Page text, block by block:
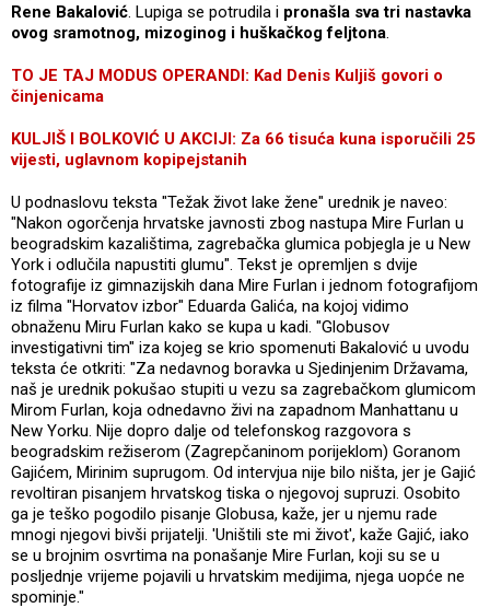
Rene Bakalović. Lupiga se potrudila i pronašla sva tri nastavka
ovog sramotnog, mizoginog i huškačkog feljtona.
TO JE TAJ MODUS OPERANDI: Kad Denis Kuljiš govori o
činjenicama
KULJIŠ I BOLKOVIĆ U AKCIJI: Za 66 tisuća kuna isporučili 25
vijesti, uglavnom kopipejstanih
U podnaslovu teksta "Težak život lake žene" urednik je naveo:
"Nakon ogorčenja hrvatske javnosti zbog nastupa Mire Furlan u
beogradskim kazalištima, zagrebačka glumica pobjegla je u New
York i odlučila napustiti glumu". Tekst je opremljen s dvije
fotografije iz gimnazijskih dana Mire Furlan i jednom fotografijom
iz filma "Horvatov izbor" Eduarda Galića, na kojoj vidimo
obnaženu Miru Furlan kako se kupa u kadi. "Globusov
investigativni tim" iza kojeg se krio spomenuti Bakalović u uvodu
teksta će otkriti: "Za nedavnog boravka u Sjedinjenim Državama,
naš je urednik pokušao stupiti u vezu sa zagrebačkom glumicom
Mirom Furlan, koja odnedavno živi na zapadnom Manhattanu u
New Yorku. Nije dopro dalje od telefonskog razgovora s
beogradskim režiserom (Zagrepčaninom porijeklom) Goranom
Gajićem, Mirinim suprugom. Od intervjua nije bilo ništa, jer je Gajić
revoltiran pisanjem hrvatskog tiska o njegovoj supruzi. Osobito
ga je teško pogodilo pisanje Globusa, kaže, jer u njemu rade
mnogi njegovi bivši prijatelji. 'Uništili ste mi život', kaže Gajić, iako
se u brojnim osvrtima na ponašanje Mire Furlan, koji su se u
posljednje vrijeme pojavili u hrvatskim medijima, njega uopće ne
spominje."